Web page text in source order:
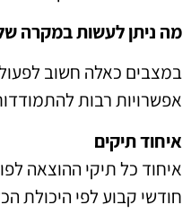
מה ניתן לעשות במקרה
במצבים כאלה חשוב
אפשרויות רבות
איחוד תיקים
איחוד כל תיקי ההוצאה
חודשי קבוע לפי היכולת